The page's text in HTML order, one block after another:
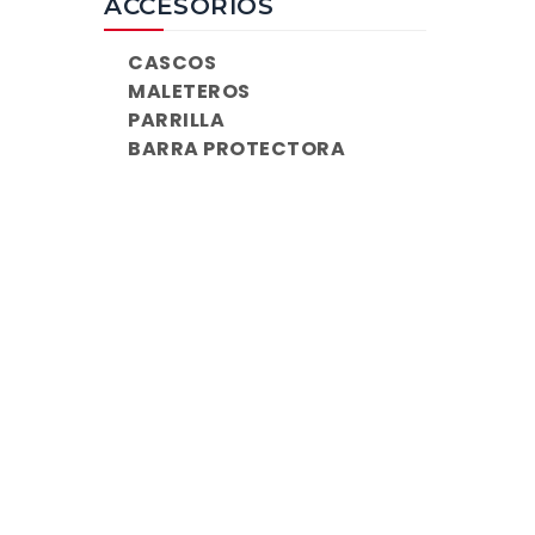
ACCESORIOS
CASCOS
MALETEROS
PARRILLA
BARRA PROTECTORA